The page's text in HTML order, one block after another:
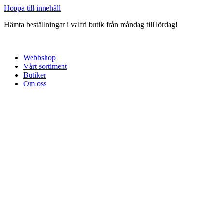
Hoppa till innehåll
Hämta beställningar i valfri butik från måndag till lördag!
Webbshop
Vårt sortiment
Butiker
Om oss